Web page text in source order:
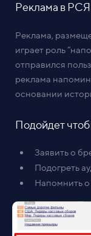
Реклама в РСЯ
Реклама,
играет роль
отправился
реклама
основании
Подойдет
Заявить о
Подогреть
Напомнить о